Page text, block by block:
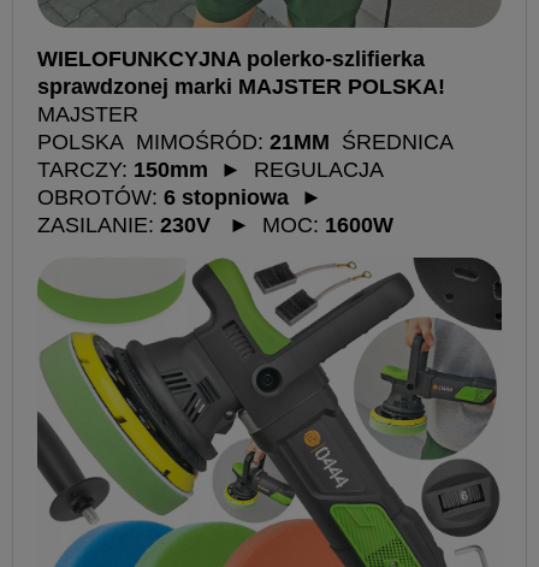
WIELOFUNKCYJNA polerko-szlifierka
sprawdzonej marki MAJSTER POLSKA!
MAJSTER
POLSKA MIMOŚRÓD: 21MM ŚREDNICA
TARCZY: 150mm
► REGULACJA
OBROTÓW: 6 stopniowa ►
ZASILANIE: 230V ► MOC: 1600W